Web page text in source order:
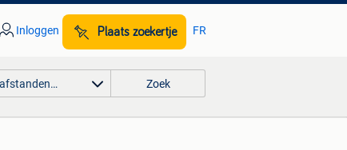
Inloggen Plaats zoekertje FR
Zoek